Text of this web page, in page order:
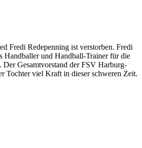
Fredi Redepenning ist verstorben. Fredi
Handballer und Handball-Trainer für die
Gesamtvorstand der FSV Harburg-
Tochter viel Kraft in dieser schweren Zeit.